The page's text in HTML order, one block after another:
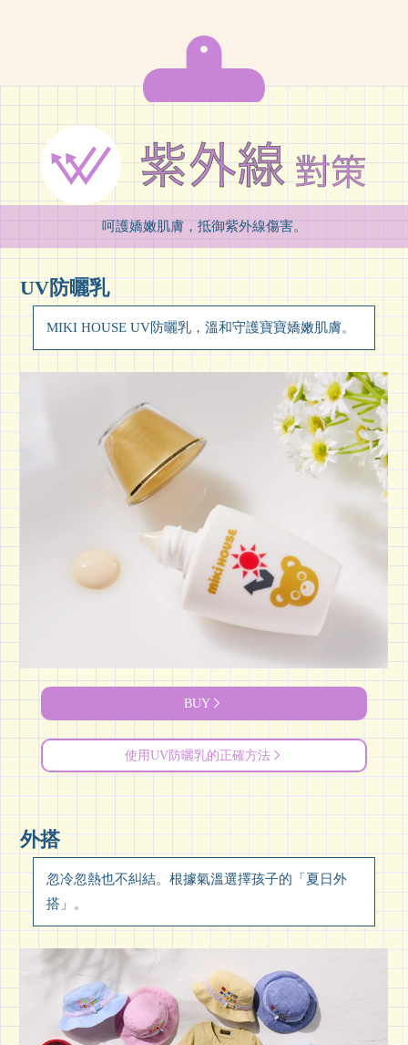
呵護嬌嫩肌膚，抵御紫外線傷害。
UV防曬乳
MIKI HOUSE UV防曬乳，溫和守護寶寶嬌嫩肌膚。
BUY
使用UV防曬乳的正確方法
外搭
忽冷忽熱也不糾結。根據氣溫選擇孩子的「夏日外
搭」。